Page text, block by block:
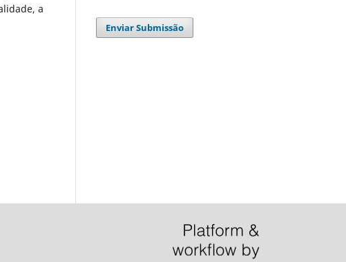
a
Enviar Submissão